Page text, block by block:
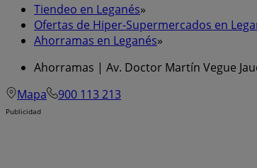
Tiendeo en Leganés»
Ofertas de Hiper-Supermercados en
Ahorramas en Leganés»
Ahorramas | Av. Doctor Martín Vegue
Mapa
900 113 213
Publicidad